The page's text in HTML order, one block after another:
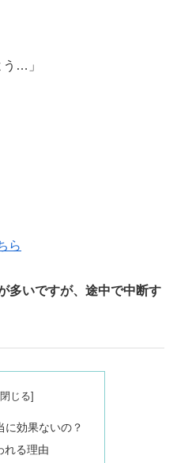
…」
ら
多いですが、途中で中断す
に効果ないの？
れる理由